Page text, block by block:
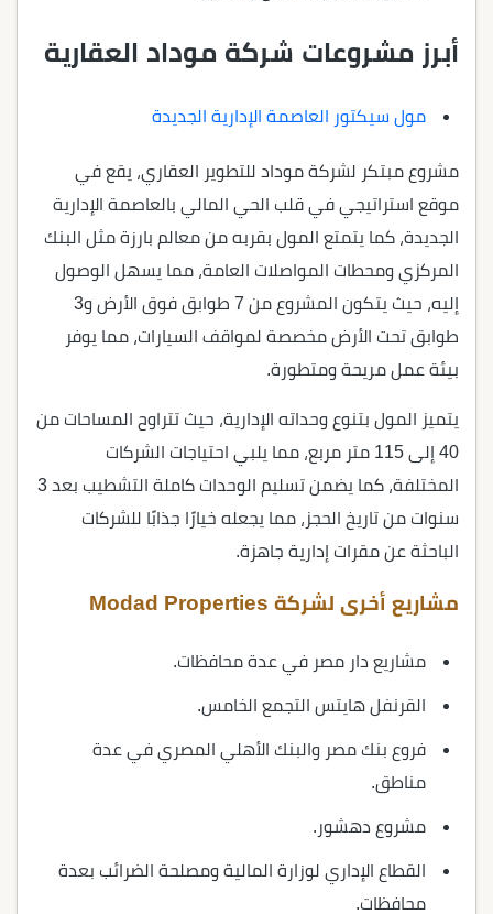
أبرز مشروعات شركة موداد العقارية
مول سيكتور العاصمة الإدارية الجديدة
مشروع مبتكر لشركة موداد للتطوير العقاري، يقع في
موقع استراتيجي في قلب الحي المالي بالعاصمة الإدارية
الجديدة، كما يتمتع المول بقربه من معالم بارزة مثل البنك
المركزي ومحطات المواصلات العامة، مما يسهل الوصول
إليه، حيث يتكون المشروع من 7 طوابق فوق الأرض و3
طوابق تحت الأرض مخصصة لمواقف السيارات، مما يوفر
بيئة عمل مريحة ومتطورة.
يتميز المول بتنوع وحداته الإدارية، حيث تتراوح المساحات من
40 إلى 115 متر مربع، مما يلبي احتياجات الشركات
المختلفة، كما يضمن تسليم الوحدات كاملة التشطيب بعد 3
سنوات من تاريخ الحجز، مما يجعله خيارًا جذابًا للشركات
الباحثة عن مقرات إدارية جاهزة.
مشاريع أخرى لشركة Modad Properties
مشاريع دار مصر في عدة محافظات.
القرنفل هايتس التجمع الخامس.
فروع بنك مصر والبنك الأهلي المصري في عدة
مناطق.
مشروع دهشور.
القطاع الإداري لوزارة المالية ومصلحة الضرائب بعدة
محافظات.